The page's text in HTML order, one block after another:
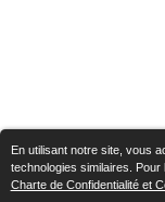
En utilisant notre site, vous
technologies similaires.
Charte de Confidentialité et